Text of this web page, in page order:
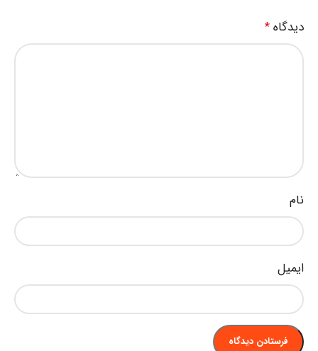
دیدگاه *
نام
ایمیل